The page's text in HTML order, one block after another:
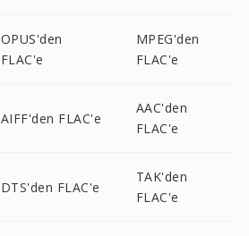
OPUS'den
FLAC'e
MPEG'den
FLAC'e
AIFF'den FLAC'e
AAC'den
FLAC'e
DTS'den FLAC'e
TAK'den
FLAC'e